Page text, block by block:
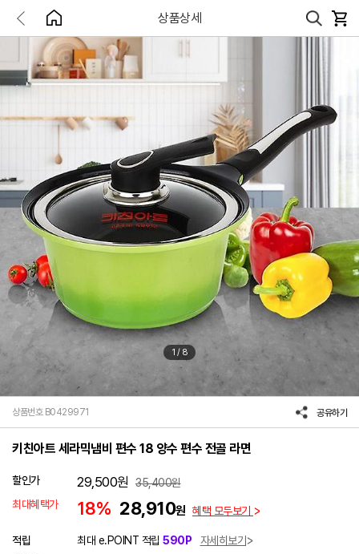
상품상세
1 / 8
상품번호 B0429971 공유하기
키친아트 세라믹냄비 편수 18 양수 편수 전골 라면
할인가 29,500원 35,400원
최대혜택가
18% 28,910원 혜택 모두보기
적립 최대 e.POINT 적립 590P
자세히보기